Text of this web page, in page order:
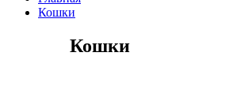
Кошки
Кошки